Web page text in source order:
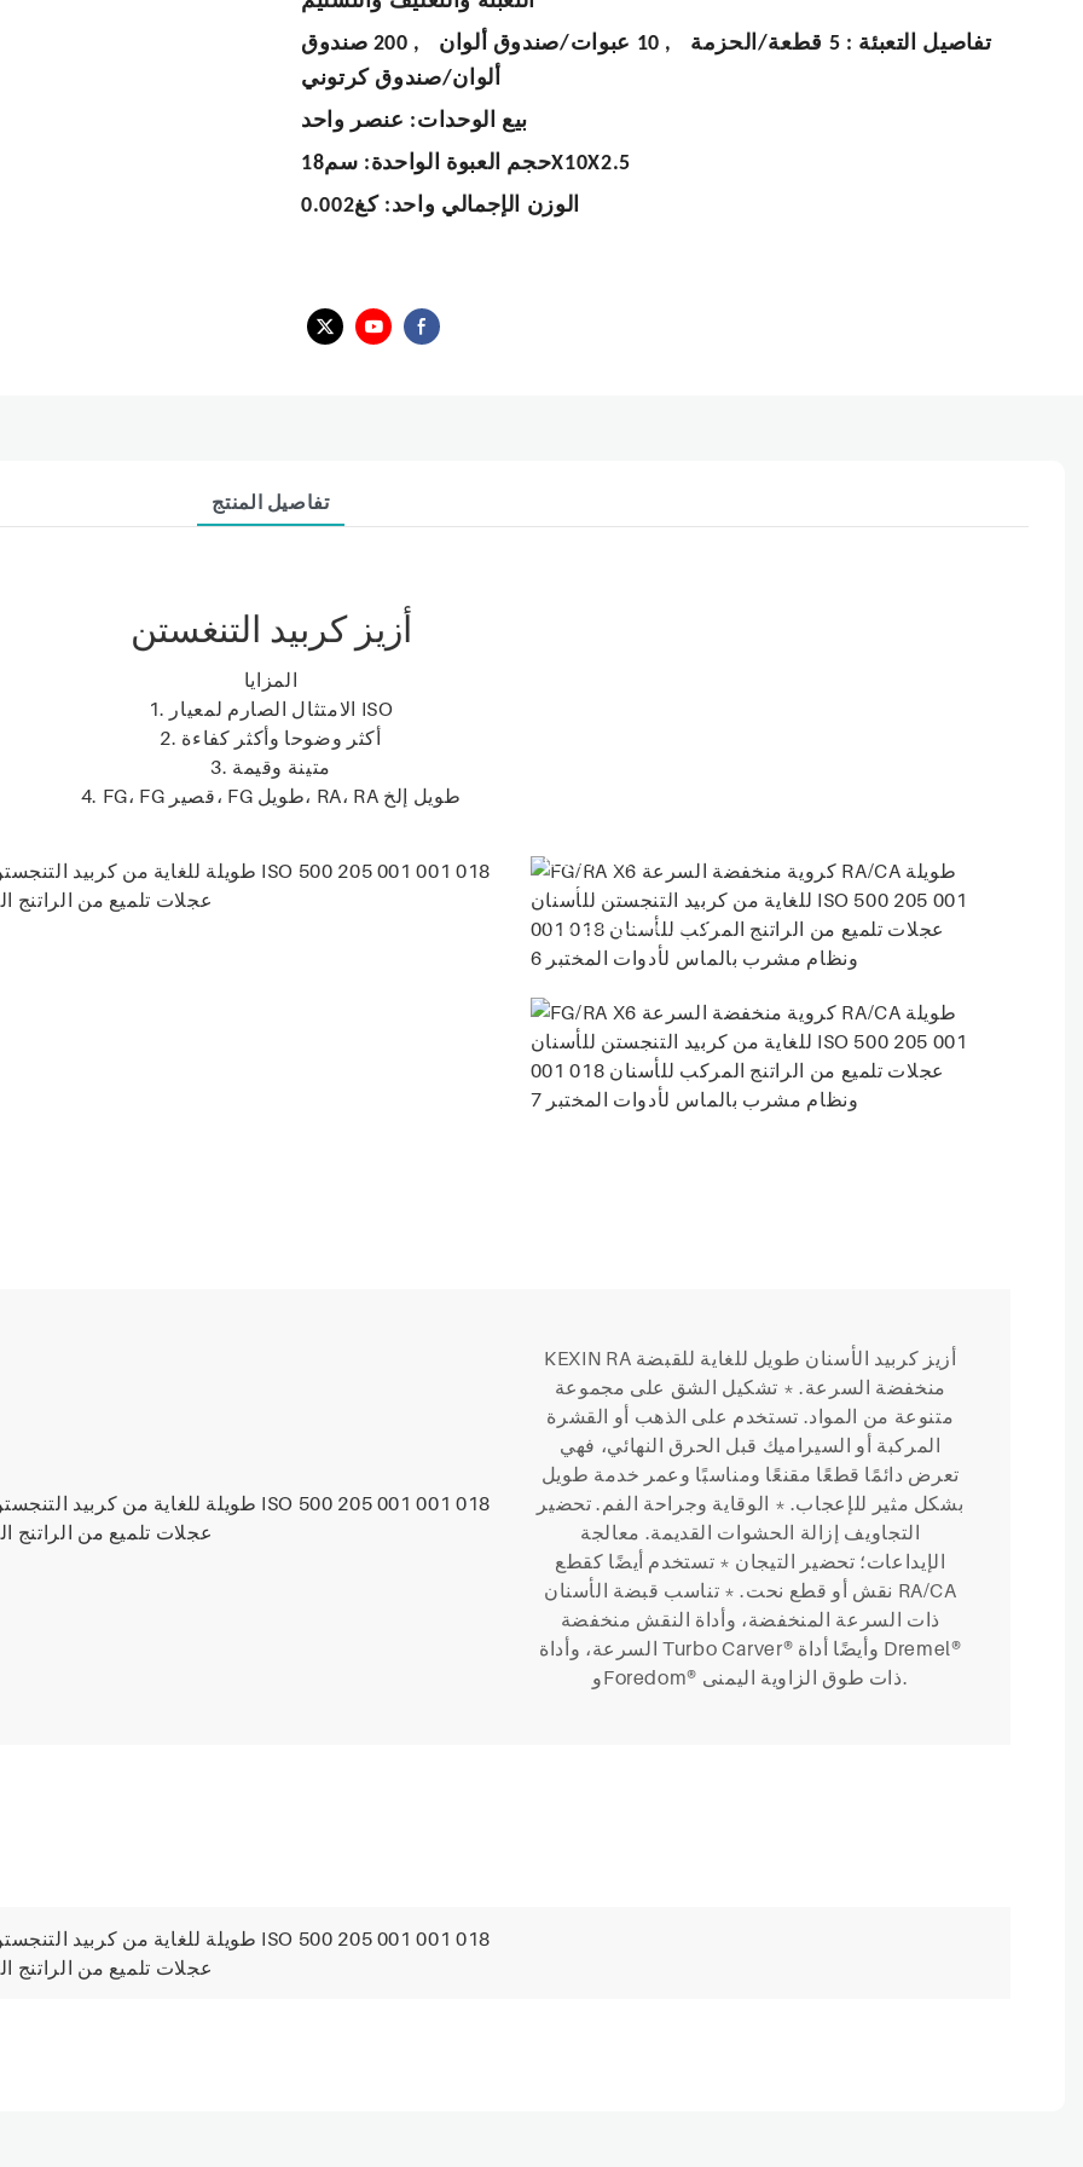
تفاصيل التعبئة : 5 قطعة/الحزمة ,
,
200 صندوق
ألوان/صندوق كرتوني
بيع الوحدات: عنصر واحد
حجم العبوة الواحدة:سم18X10X2.5
الوزن الإجمالي واحد: كغ0.002
تفاصيل المنتج
أزيز كربيد التنغستن
المزايا
1. الامتثال الصارم لمعيار ISO
2. أكثر وضوحا وأكثر كفاءة
3. متينة وقيمة
4. FG، FG قصير، FG طويل، RA، RA طويل إلخ
COOPERATION
ACHIEVEMENTS
الأشياء التي أنجزناها
KEXIN RA أزيز كربيد الأسنان طويل للغاية للقبضة
منخفضة السرعة. * تشكيل الشق على مجموعة
متنوعة من المواد. تستخدم على الذهب أو القشرة
المركبة أو السيراميك قبل الحرق النهائي، فهي
تعرض دائمًا قطعًا مقنعًا ومناسبًا وعمر خدمة طويل
بشكل مثير للإعجاب. * الوقاية وجراحة الفم. تحضير
التجاويف إزالة الحشوات القديمة. معالجة
الإيداعات؛ تحضير التيجان * تستخدم أيضًا كقطع
نقش أو قطع نحت. * تناسب قبضة الأسنان RA/CA
ذات السرعة المنخفضة، وأداة النقش منخفضة
السرعة، وأداة Turbo Carver® وأيضًا أداة Dremel®
وForedom® ذات طوق الزاوية اليمنى.